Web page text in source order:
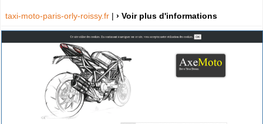
taxi-moto-paris-orly-roissy.fr | › Voir plus d'informations